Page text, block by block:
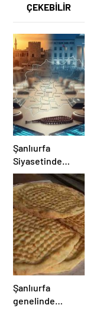
ÇEKEBİLİR
Şanlıurfa
Siyasetinde
Kartlar Yeniden
Karılıyor: Ankara
Kulislere Ne
Mesaj Gönderdi?
Şanlıurfa
genelinde